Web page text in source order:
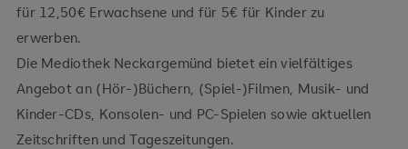
für 12,50€ Erwachsene und für 5€ für Kinder zu
erwerben.
Die Mediothek Neckargemünd bietet ein vielfältiges
Angebot an (Hör-)Büchern, (Spiel-)Filmen, Musik- und
Kinder-CDs, Konsolen- und PC-Spielen sowie aktuellen
Zeitschriften und Tageszeitungen.